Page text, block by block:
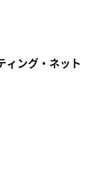
ィング・ネット